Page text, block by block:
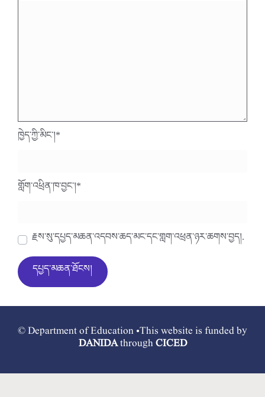
ཁྱེད་ཀྱི་མིང་།*
གློག་འཕྲིན་ཁ་བྱང་།*
རྗེས་སུ་དཔྱད་མཆན་འདེབས་ཆེད་མིང་དང་གློག་འཕྲིན་ཉར་ཚགས་བྱེད།.
© Department of Education •This website is funded by
DANIDAthroughCICED